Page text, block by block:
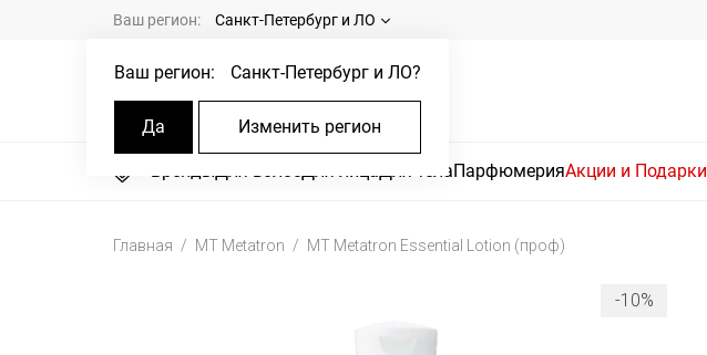
Ваш регион: Санкт-Петербург и ЛО
Ваш регион: Санкт-Петербург и ЛО?
Да Изменить регион
БрендыДля волосДля лицаДля телаПарфюмерияАкции и Подарки
Главная MT Metatron MT Metatron Essential Lotion (проф)
-10%